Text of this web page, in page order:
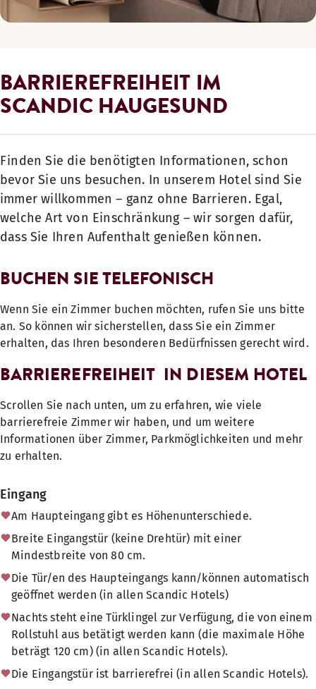
BARRIEREFREIHEIT IM
SCANDIC HAUGESUND
Finden Sie die benötigten Informationen, schon
bevor Sie uns besuchen. In unserem Hotel sind Sie
immer willkommen – ganz ohne Barrieren. Egal,
welche Art von Einschränkung – wir sorgen dafür,
dass Sie Ihren Aufenthalt genießen können.
BUCHEN SIE TELEFONISCH
Wenn Sie ein Zimmer buchen möchten, rufen Sie uns bitte
an. So können wir sicherstellen, dass Sie ein Zimmer
erhalten, das Ihren besonderen Bedürfnissen gerecht wird.
BARRIEREFREIHEIT IN DIESEM HOTEL
Scrollen Sie nach unten, um zu erfahren, wie viele
barrierefreie Zimmer wir haben, und um weitere
Informationen über Zimmer, Parkmöglichkeiten und mehr
zu erhalten.
Eingang
Am Haupteingang gibt es Höhenunterschiede.
Breite Eingangstür (keine Drehtür) mit einer
Mindestbreite von 80 cm.
Die Tür/en des Haupteingangs kann/können automatisch
geöffnet werden (in allen Scandic Hotels)
Nachts steht eine Türklingel zur Verfügung, die von einem
Rollstuhl aus betätigt werden kann (die maximale Höhe
beträgt 120 cm) (in allen Scandic Hotels).
Die Eingangstür ist barrierefrei (in allen Scandic Hotels).